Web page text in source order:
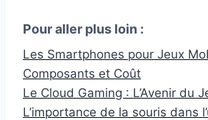
Pour aller plus loin :
Les Smartphones pour Jeux
Composants et Coût
Le Cloud Gaming : L’Avenir du
L’importance de la souris dans